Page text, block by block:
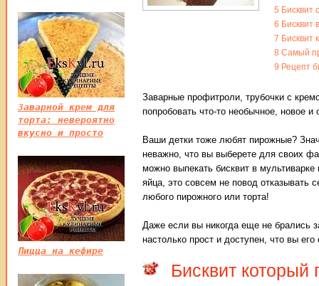
5 Бисквит
6 Бисквит
7 Бисквит
8 Самый
9 Рецепт
Заварные профитроли, трубочки с
попробовать что-то необычное, новое и
Ваши детки тоже любят пирожные?
неважно, что вы выберете для своих
можно выпекать бисквит в
яйца, это совсем не повод отказывать
любого пирожного или торта!
Даже если вы никогда еще не брались
настолько прост и доступен, что вы
Бисквит который
Заварной крем для
торта: невероятно
вкусно и просто
Пицца на кефире